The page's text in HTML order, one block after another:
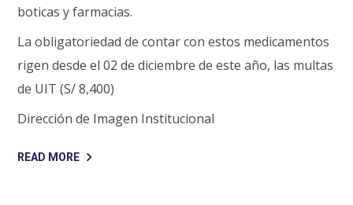
boticas y farmacias.
La obligatoriedad de contar con estos medicamentos
rigen desde el 02 de diciembre de este año, las multas
de UIT (S/ 8,400)
Dirección de Imagen Institucional
READ MORE